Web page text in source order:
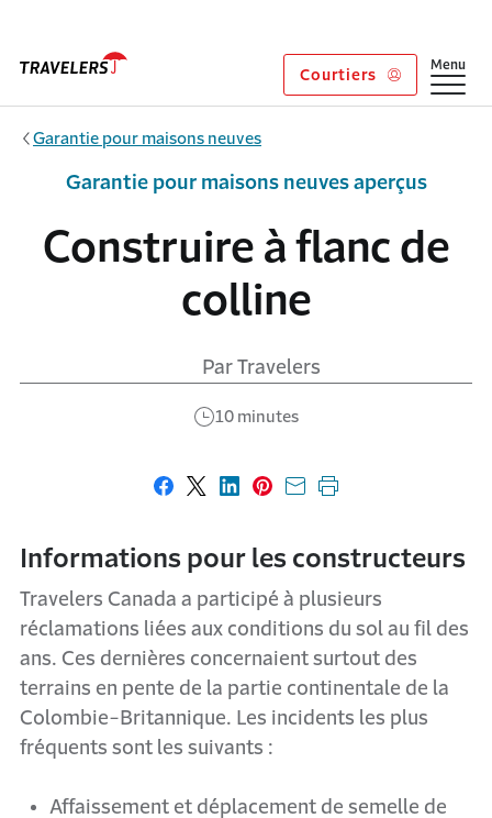
Courtiers
Afficher
Menu
Garantie pour maisons neuves
Construire à flanc de
colline
Par Travelers
10 minutes
Garantie pour maisons neuves aperçus
Partager sur Facebook
Partager sur X
Partager sur LinkedIn
Partager sur Pinterest
Envoyer par courriel
Imprimer cette
Informations pour les constructeurs
Travelers Canada a participé à plusieurs
réclamations liées aux conditions du sol au fil des
ans. Ces dernières concernaient surtout des
terrains en pente de la partie continentale de la
Colombie-Britannique. Les incidents les plus
fréquents sont les suivants :
Affaissement et déplacement de semelle de